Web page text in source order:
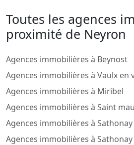
Toutes les agences
proximité de Neyron
Agences immobilières à Beynost
Agences immobilières à Vaulx en
Agences immobilières à Miribel
Agences immobilières à Saint
Agences immobilières à
Agences immobilières à